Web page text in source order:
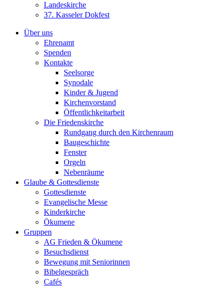
Landeskirche
37. Kasseler Dokfest
Über uns
Ehrenamt
Spenden
Kontakte
Seelsorge
Synodale
Kinder & Jugend
Kirchenvorstand
Öffentlichkeitarbeit
Die Friedenskirche
Rundgang durch den Kirchenraum
Baugeschichte
Fenster
Orgeln
Nebenräume
Glaube & Gottesdienste
Gottesdienste
Evangelische Messe
Kinderkirche
Ökumene
Gruppen
AG Frieden & Ökumene
Besuchsdienst
Bewegung mit Seniorinnen
Bibelgespräch
Cafés